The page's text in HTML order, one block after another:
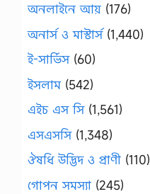
অনলাইনে আয় (176)
অনার্স ও মাস্টার্স(1,440)
ই-সার্ভিস(60)
ইসলাম(542)
এইচ এস সি(1,561)
এসএসসি(1,348)
ঔষধি উদ্ভিদ ও প্রাণী (110)
গোপন সমস্যা (245)